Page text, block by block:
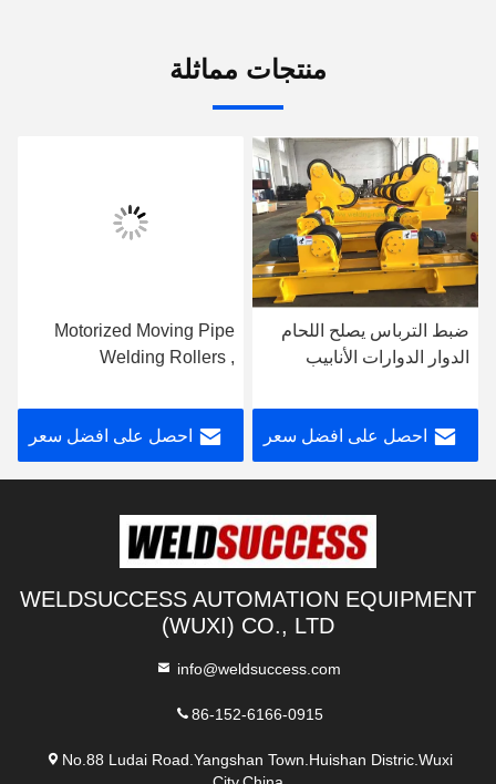
منتجات مماثلة
ضبط الترباس يصلح اللحام
الدوار الدوارات الأنابيب
احصل على افضل سعر
Motorized Moving Pipe
Welding Rollers ,
Pipe Rollers
احصل على افضل سعر
WELDSUCCESS AUTOMATION EQUIPMENT
(WUXI) CO., LTD
info@weldsuccess.com
86-152-6166-0915
No.88 Ludai Road.Yangshan Town.Huishan Distric.Wuxi